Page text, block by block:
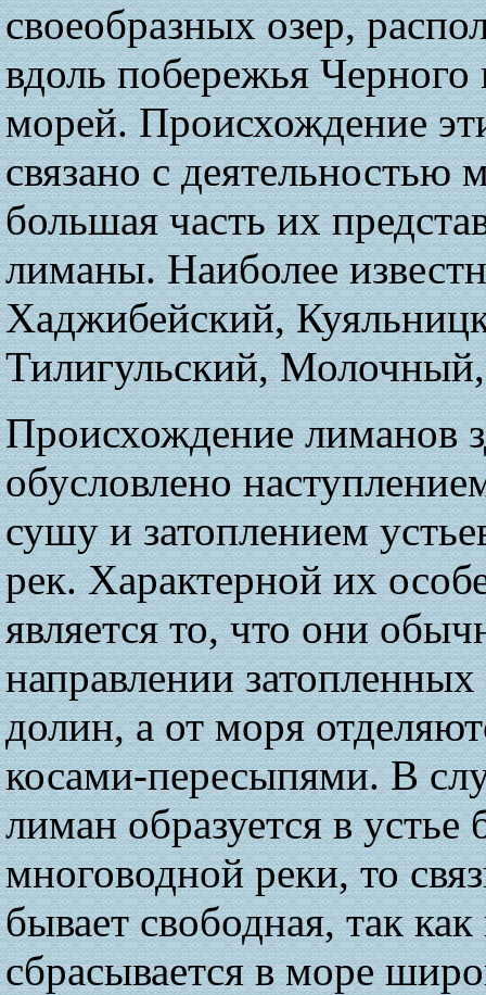
своеобразных озер,
вдоль побережья Черного
морей. Происхождение
связано с деятельностью
большая часть их
лиманы. Наиболее
Хаджибейский,
Тилигульский,
Происхождение лиманов
обусловлено
сушу и затоплением
рек. Характерной их
является то, что они
направлении
долин, а от моря
косами-пересыпями. В
лиман образуется в
многоводной реки, то
бывает свободная, так
сбрасывается в море